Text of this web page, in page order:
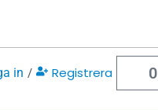
in / Registrera